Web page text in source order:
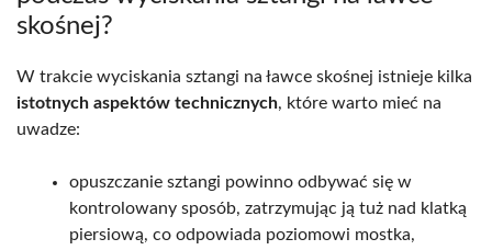
skośnej?
W trakcie wyciskania sztangi na ławce skośnej istnieje kilka
istotnych aspektów technicznych, które warto mieć na
uwadze:
opuszczanie sztangi powinno odbywać się w
kontrolowany sposób, zatrzymując ją tuż nad klatką
piersiową, co odpowiada poziomowi mostka,